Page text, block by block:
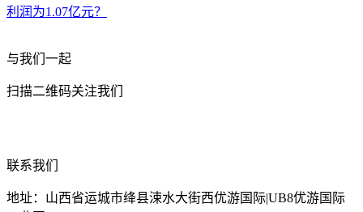
利润为1.07亿元？
与我们一起
扫描二维码关注我们
联系我们
地址：山西省运城市绛县涑水大街西优游国际|UB8优游国际